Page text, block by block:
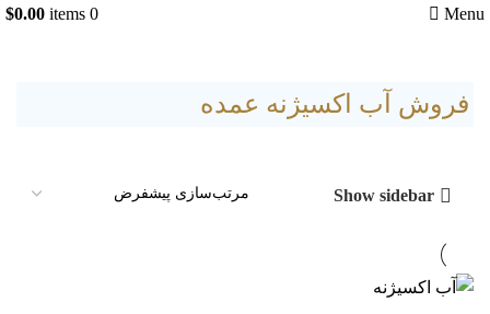
Menu
0
items
$0.00
فروش آب اکسیژنه عمده
Show sidebar